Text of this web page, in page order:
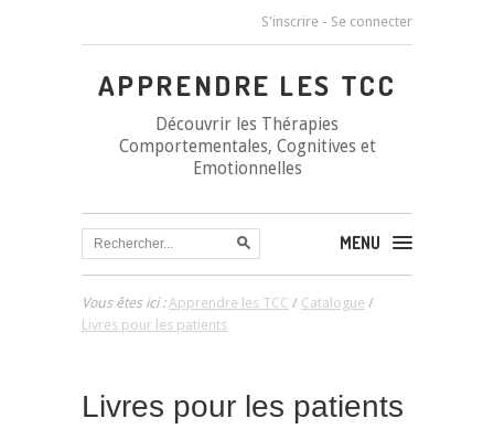
S'inscrire - Se connecter
APPRENDRE LES TCC
Découvrir les Thérapies
Comportementales, Cognitives et
Emotionnelles
MENU
Vous êtes ici :Apprendre les TCC / Catalogue /
Livres pour les patients
Livres pour les patients